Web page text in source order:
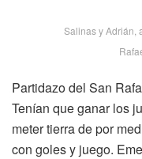
Salinas y Adrián,
Partidazo del San
Tenían que ganar los
meter tierra de por
con goles y juego.